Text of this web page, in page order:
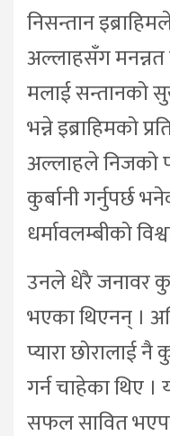
निसन्तान
अल्लाहसँग
मलाई सन्तानको
भन्ने इब्राहिमको
अल्लाहले निजको
कुर्बानी गर्नुपर्छ
धर्मावलम्बीको
उनले धेरै जनावर
भएका थिएनन् ।
प्यारा छोरालाई नै
गर्न चाहेका थिए
सफल सावित